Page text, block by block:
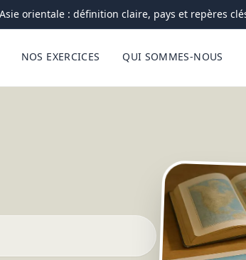
orientale : définition claire, pays et repères clés
NOS EXERCICES QUI SOMMES-NOUS